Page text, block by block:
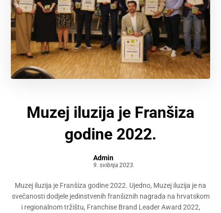
Muzej iluzija je Franšiza
godine 2022.
Admin
9. svibnja 2023.
Muzej iluzija je Franšiza godine 2022. Ujedno, Muzej iluzija je na
svečanosti dodjele jedinstvenih franšiznih nagrada na hrvatskom
i regionalnom tržištu, Franchise Brand Leader Award 2022,